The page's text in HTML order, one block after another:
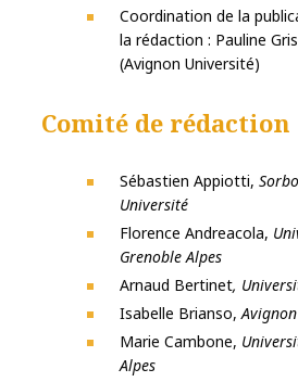
Coordination de la
la rédaction : Pauline
(Avignon Université)
Comité de rédaction
Sébastien Appiotti,
Université
Florence Andreacola,
Grenoble Alpes
Arnaud Bertinet,
Isabelle Brianso,
Marie Cambone,
Alpes